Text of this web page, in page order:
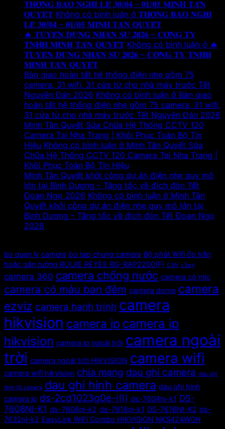
𝐓𝐇𝐎̂𝐍𝐆 𝐁𝐀́𝐎 𝐍𝐆𝐇𝐈̉ 𝐋𝐄̂̃ 𝟑𝟎/𝟎𝟒 – 𝟎𝟏/𝟎𝟓 𝐌𝐈𝐍𝐇 𝐓𝐀̂𝐍
𝐐𝐔𝐘𝐄̂́𝐓 Không có bình luận ở 𝐓𝐇𝐎̂𝐍𝐆 𝐁𝐀́𝐎 𝐍𝐆𝐇𝐈̉
𝐋𝐄̂̃ 𝟑𝟎/𝟎𝟒 – 𝟎𝟏/𝟎𝟓 𝐌𝐈𝐍𝐇 𝐓𝐀̂𝐍 𝐐𝐔𝐘𝐄̂́𝐓
🔥 𝐓𝐔𝐘𝐄̂̉𝐍 𝐃𝐔̣𝐍𝐆 𝐍𝐇𝐀̂𝐍 𝐒𝐔̛̣ 𝟐𝟎𝟐𝟔 – 𝐂𝐎̂𝐍𝐆 𝐓𝐘
𝐓𝐍𝐇𝐇 𝐌𝐈𝐍𝐇 𝐓𝐀̂𝐍 𝐐𝐔𝐘𝐄̂́𝐓 Không có bình luận ở 🔥
𝐓𝐔𝐘𝐄̂̉𝐍 𝐃𝐔̣𝐍𝐆 𝐍𝐇𝐀̂𝐍 𝐒𝐔̛̣ 𝟐𝟎𝟐𝟔 – 𝐂𝐎̂𝐍𝐆 𝐓𝐘 𝐓𝐍𝐇𝐇
𝐌𝐈𝐍𝐇 𝐓𝐀̂𝐍 𝐐𝐔𝐘𝐄̂́𝐓
Bàn giao hoàn tất hệ thống điện nhẹ gồm 75
camera, 31 wifi, 31 cửa từ cho nhà máy trước Tết
Nguyên Đán 2026 Không có bình luận ở Bàn giao
hoàn tất hệ thống điện nhẹ gồm 75 camera, 31 wifi,
31 cửa từ cho nhà máy trước Tết Nguyên Đán 2026
Minh Tân Quyết Sửa Chữa Hệ Thống CCTV 120
Camera Tại Nha Trang | Khôi Phục Toàn Bộ Tín
Hiệu Không có bình luận ở Minh Tân Quyết Sửa
Chữa Hệ Thống CCTV 120 Camera Tại Nha Trang |
Khôi Phục Toàn Bộ Tín Hiệu
Minh Tân Quyết khởi công dự án điện nhẹ quy mô
lớn tại Bình Dương – Tăng tốc về đích đón Tết
Đoan Ngọ 2026 Không có bình luận ở Minh Tân
Quyết khởi công dự án điện nhẹ quy mô lớn tại
Bình Dương – Tăng tốc về đích đón Tết Đoan Ngọ
2026
bo quan ly camera bo tap chung camera Bộ phát Wifi ốp trần
hoặc gắn tường RUIJIE REYEE RG-RAP2200(F) C3N c3wn
camera 360 camera chống nước camera có mic
camera có màu ban đêm camera dome camera
ezviz camera hanh trinh camera
hikvision camera ip camera ip
hikvision camera ip ngoài trời camera ngoài
trời camera ngoài trời HIKVISION camera wifi
camera wifi hikvision chia mạng dau ghi camera dau ghi
hinh 16 camera dau ghi hinh camera dau ghi hinh
camera ip ds-2cd1023g0e-i(l) ds-7604ni-k1 DS-
7608NI-K1 ds-7608ni-k2 ds-7616ni-k1 DS-7616NI-K2 ds-
7632ni-k2 EasyLink WiFi Combo HIKVISION NKS424W0H